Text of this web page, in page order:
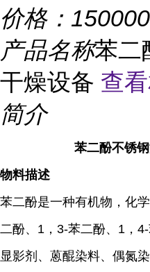
价格： 150000
产品名称苯二
干燥设备 查
简介
苯二酚不锈
物料描述
苯二酚是一种有机物，化
二酚、1，3-苯二酚、1，
显影剂、蒽醌染料、偶氮